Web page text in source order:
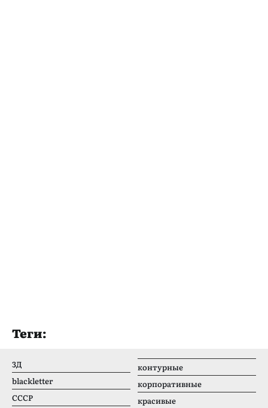
Теги:
3Д
blackletter
CCCР
контурные
корпоративные
красивые